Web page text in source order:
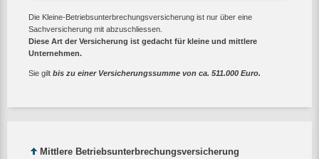
Die Kleine-Betriebsunterbrechungsversicherung ist nur über eine
Sachversicherung mit abzuschliessen.
Diese Art der Versicherung ist gedacht für kleine und mittlere
Unternehmen.
Sie gilt bis zu einer Versicherungssumme von ca. 511.000 Euro.
Mittlere Betriebsunterbrechungsversicherung